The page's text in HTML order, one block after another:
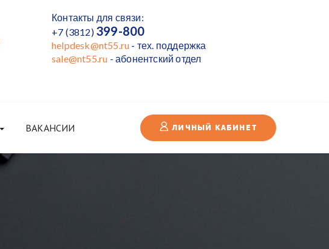
Контакты для связи:
+7 (3812) 399-800
helpdesk@nt55.ru - тех. поддержка
sale@nt55.ru - абонентский отдел
ВАКАНСИИ ЛИЧНЫЙ КАБИНЕТ